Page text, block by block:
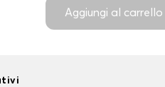
Aggiungi al carrello